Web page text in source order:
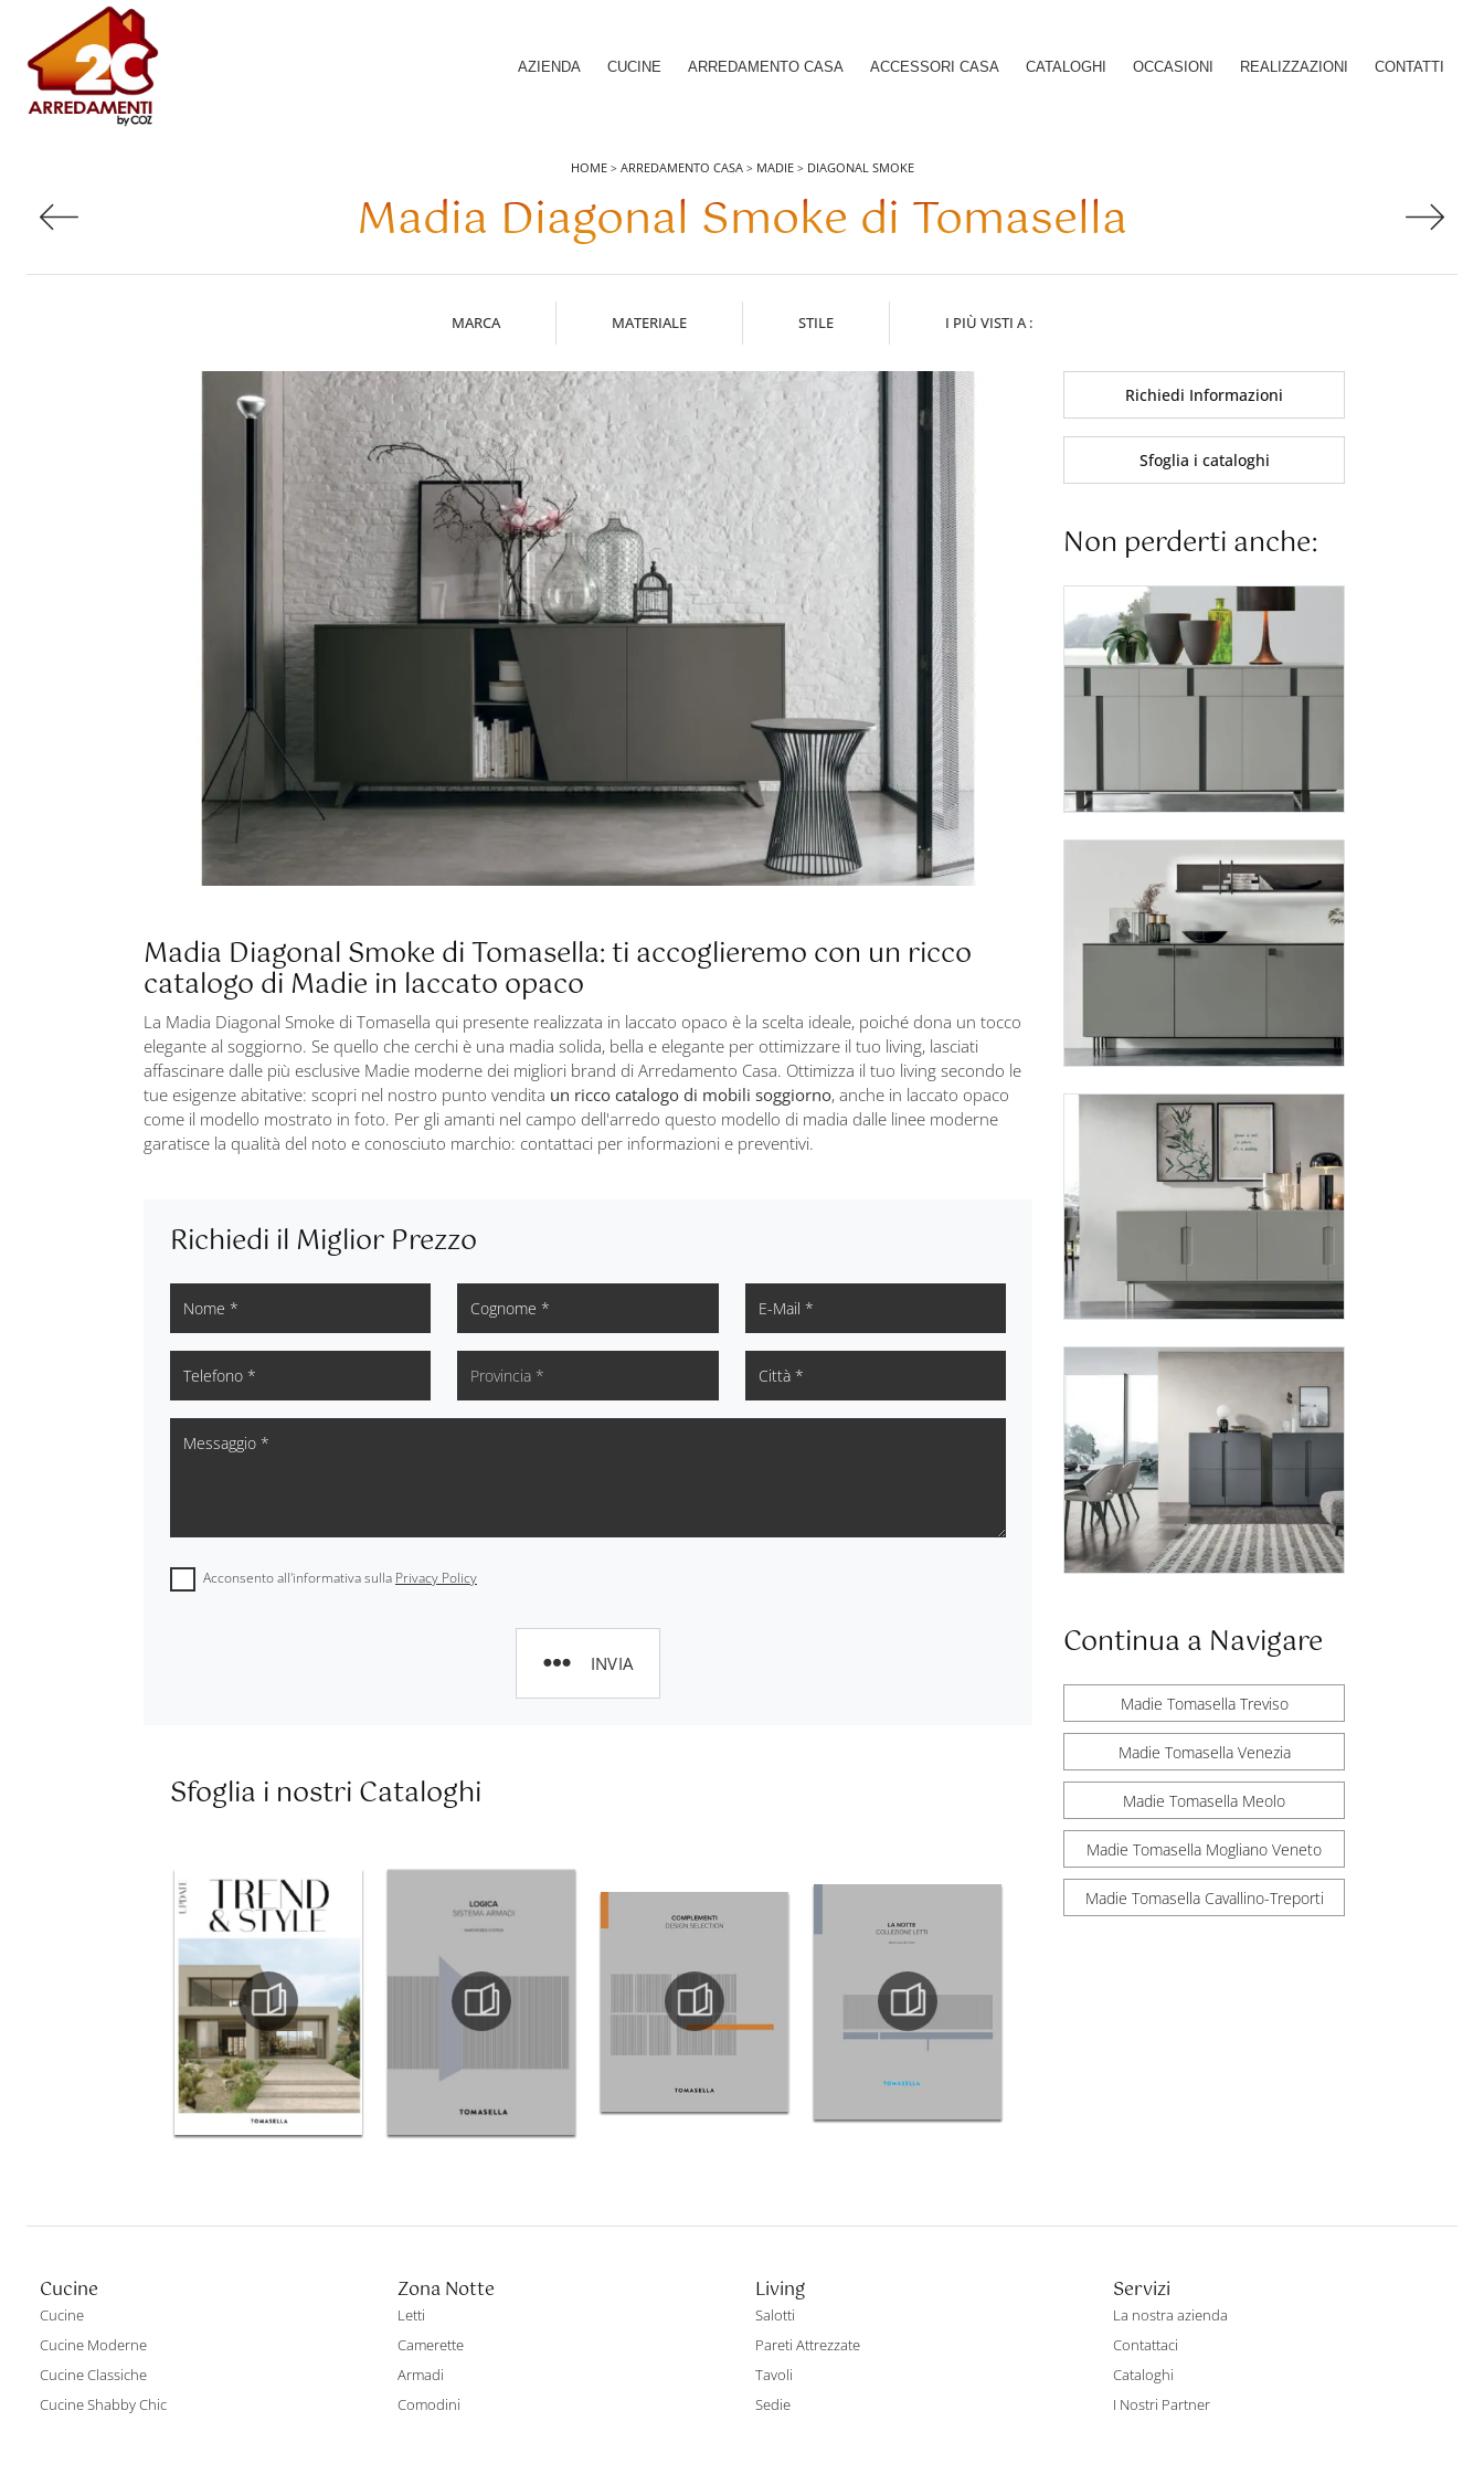
AZIENDA CUCINE ARREDAMENTO CASA ACCESSORI CASA CATALOGHI OCCASIONI REALIZZAZIONI CONTATTI
HOME> ARREDAMENTO CASA> MADIE > DIAGONAL SMOKE
Madia Diagonal Smoke di Tomasella
MARCA MATERIALE STILE I PIÙ VISTI A :
Madia Diagonal Smoke di Tomasella: ti accoglieremo con un ricco
catalogo di Madie in laccato opaco
La Madia Diagonal Smoke di Tomasella qui presente realizzata in laccato opaco è la scelta ideale, poiché dona un tocco
elegante al soggiorno. Se quello che cerchi è una madia solida, bella e elegante per ottimizzare il tuo living, lasciati
affascinare dalle più esclusive Madie moderne dei migliori brand di Arredamento Casa. Ottimizza il tuo living secondo le
tue esigenze abitative: scopri nel nostro punto vendita un ricco catalogo di mobili soggiorno, anche in laccato opaco
come il modello mostrato in foto. Per gli amanti nel campo dell'arredo questo modello di madia dalle linee moderne
garatisce la qualità del noto e conosciuto marchio: contattaci per informazioni e preventivi.
Richiedi il Miglior Prezzo
Acconsento all'informativa sulla Privacy Policy
INVIA
Sfoglia i nostri Cataloghi
Richiedi Informazioni
Sfoglia i cataloghi
Non perderti anche:
Continua a Navigare
Madie Tomasella Treviso
Madie Tomasella Venezia
Madie Tomasella Meolo
Madie Tomasella Mogliano Veneto
Madie Tomasella Cavallino-Treporti
Cucine
Cucine
Cucine Moderne
Cucine Classiche
Cucine Shabby Chic
Zona Notte
Letti
Camerette
Armadi
Comodini
Living
Salotti
Pareti Attrezzate
Tavoli
Sedie
Servizi
La nostra azienda
Contattaci
Cataloghi
I Nostri Partner